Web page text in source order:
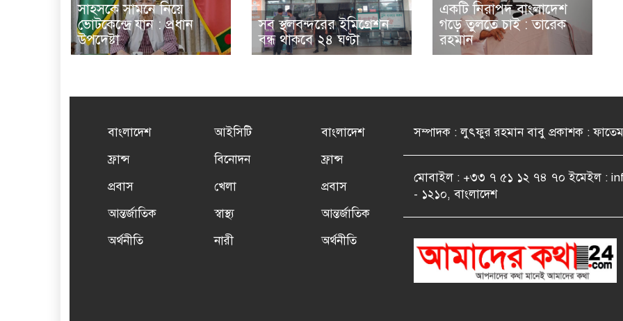
সাহসকে সামনে নিয়ে
ভোটকেন্দ্রে যান : প্রধান
উপদেষ্টা
সব স্থলবন্দরের ইমিগ্রেশন
বন্ধ থাকবে ২৪ ঘণ্টা
একটি নিরাপদ বাংলাদেশ
গড়ে তুলতে চাই : তারেক
রহমান
বাংলাদেশ
ফ্রান্স
প্রবাস
আন্তর্জাতিক
অর্থনীতি
আইসিটি
বিনোদন
খেলা
স্বাস্থ্য
নারী
বাংলাদেশ
ফ্রান্স
প্রবাস
আন্তর্জাতিক
অর্থনীতি
সম্পাদক : লুৎফুর রহমান বাবু প্রকাশক :
মোবাইল : +৩৩ ৭ ৫১ ১২ ৭৪ ৭০ ইমেইল :
- ১২১০, বাংলাদেশ